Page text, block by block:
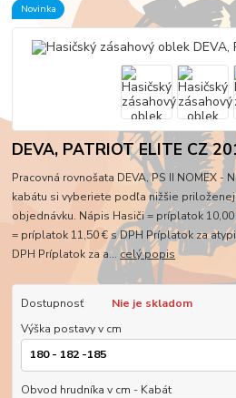
Novinka
DEVA, PATRIOT ELITE CZ
Pracovná rovnošata DEVA, PS II NOMEX -
kabátu si vyberiete podľa nižšie priloženej
objednávku. Nápis Hasiči = príplatok
= príplatok 11,50 € s DPH Príplatok za
DPH Príplatok za a... celý popis
Dostupnosť
Nie je skladom
Výška postavy v cm
Obvod hrudníka v cm - Kabát